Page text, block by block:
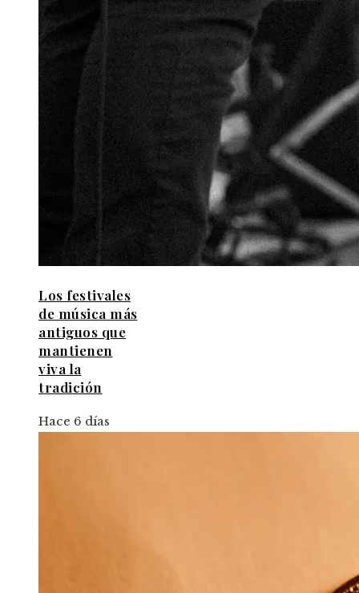
Los festivales
de música más
antiguos que
mantienen
viva la
tradición
Hace 6 días